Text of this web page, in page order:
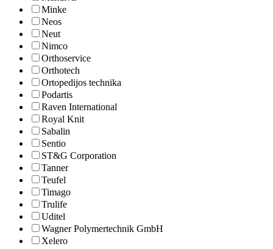
Minke
Neos
Neut
Nimco
Orthoservice
Orthotech
Ortopedijos technika
Podartis
Raven International
Royal Knit
Sabalin
Sentio
ST&G Corporation
Tanner
Teufel
Timago
Trulife
Uditel
Wagner Polymertechnik GmbH
Xelero